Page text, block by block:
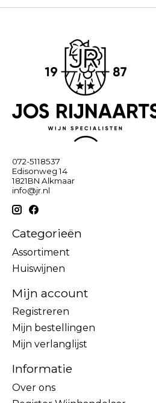
072-5118537
Edisonweg 14
1821BN Alkmaar
info@jr.nl
Categorieën
Assortiment
Huiswijnen
Mijn account
Registreren
Mijn bestellingen
Mijn verlanglijst
Informatie
Over ons